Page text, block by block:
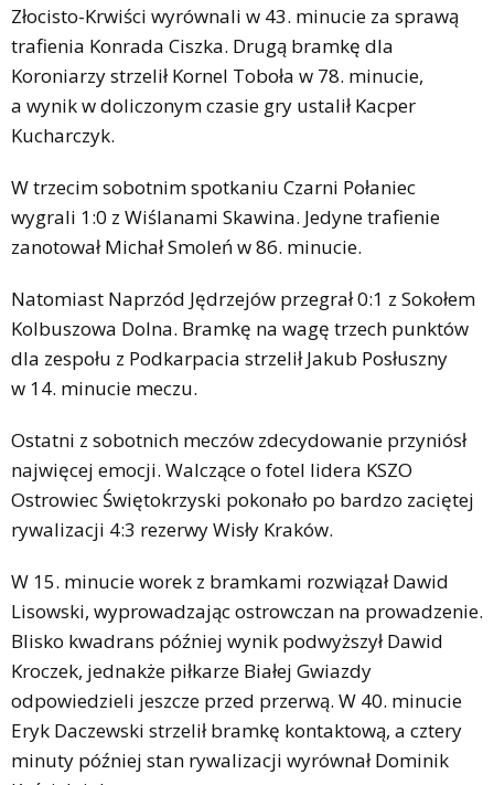
Złocisto-Krwiści wyrównali w 43. minucie za sprawą
trafienia Konrada Ciszka. Drugą bramkę dla
Koroniarzy strzelił Kornel Toboła w 78. minucie,
a wynik w doliczonym czasie gry ustalił Kacper
Kucharczyk.
W trzecim sobotnim spotkaniu Czarni Połaniec
wygrali 1:0 z Wiślanami Skawina. Jedyne trafienie
zanotował Michał Smoleń w 86. minucie.
Natomiast Naprzód Jędrzejów przegrał 0:1 z Sokołem
Kolbuszowa Dolna. Bramkę na wagę trzech punktów
dla zespołu z Podkarpacia strzelił Jakub Posłuszny
w 14. minucie meczu.
Ostatni z sobotnich meczów zdecydowanie przyniósł
najwięcej emocji. Walczące o fotel lidera KSZO
Ostrowiec Świętokrzyski pokonało po bardzo zaciętej
rywalizacji 4:3 rezerwy Wisły Kraków.
W 15. minucie worek z bramkami rozwiązał Dawid
Lisowski, wyprowadzając ostrowczan na prowadzenie.
Blisko kwadrans później wynik podwyższył Dawid
Kroczek, jednakże piłkarze Białej Gwiazdy
odpowiedzieli jeszcze przed przerwą. W 40. minucie
Eryk Daczewski strzelił bramkę kontaktową, a cztery
minuty później stan rywalizacji wyrównał Dominik